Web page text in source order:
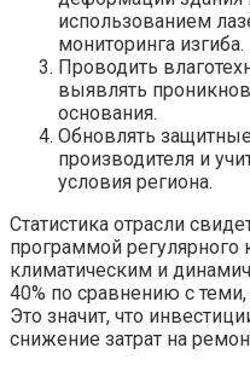
использованием
мониторинга изгиба.
Проводить
выявлять
основания.
Обновлять
производителя и
условия региона.
Статистика отрасли
программой регулярного
климатическим и
40% по сравнению с теми,
Это значит, что
снижение затрат на